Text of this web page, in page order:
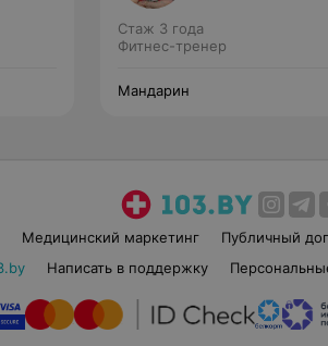
Стаж 3 года
Фитнес-тренер
Мандарин
Медицинский маркетинг Публичный
Написать в поддержку